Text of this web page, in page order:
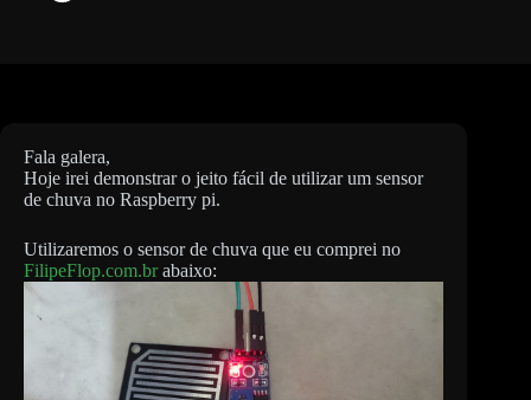
Fala galera,
Hoje irei demonstrar o jeito fácil de utilizar um sensor
de chuva no Raspberry pi.
Utilizaremos o sensor de chuva que eu comprei no
FilipeFlop.com.brabaixo: